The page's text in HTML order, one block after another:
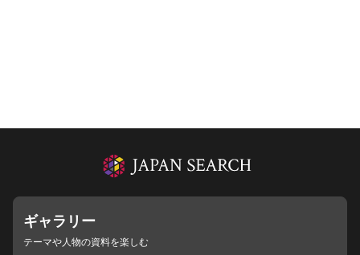
ギャラリー
テーマや人物の資料を楽しむ